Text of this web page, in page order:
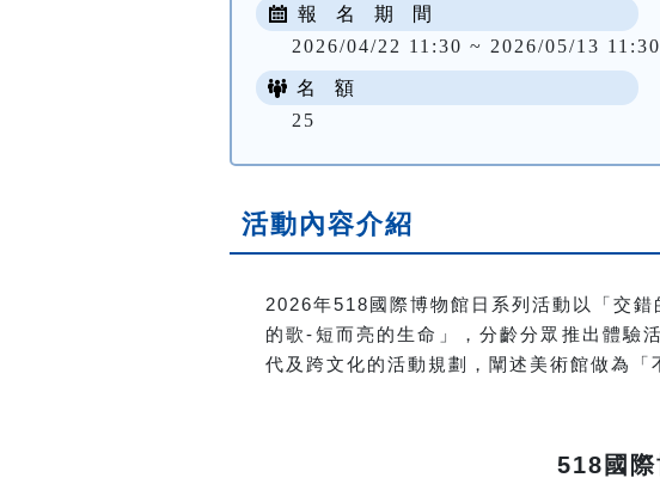
報 名 期 間
2026/04/22 11:30 ~ 2026/05/13 11:30
名 額
25
活動內容介紹
2026年518國際博物館日系列活動以「交錯
的歌-短而亮的生命」， 分齡分眾推出體驗
代及跨文化的活動規劃，闡述美術館做為「
518國